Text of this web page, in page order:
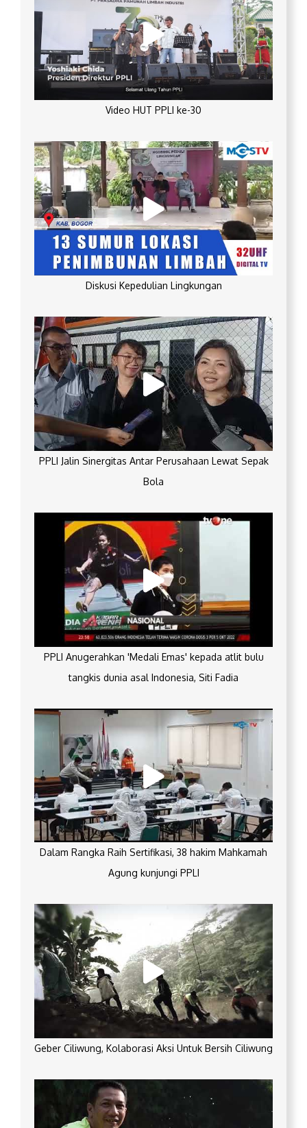
Video HUT PPLI ke-30
Diskusi Kepedulian Lingkungan
PPLI Jalin Sinergitas Antar Perusahaan Lewat Sepak
Bola
PPLI Anugerahkan 'Medali Emas' kepada atlit bulu
tangkis dunia asal Indonesia, Siti Fadia
Dalam Rangka Raih Sertifikasi, 38 hakim Mahkamah
Agung kunjungi PPLI
Geber Ciliwung, Kolaborasi Aksi Untuk Bersih Ciliwung